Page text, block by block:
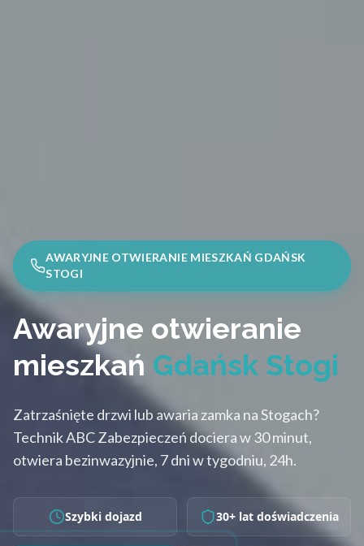
AWARYJNE OTWIERANIE MIESZKAŃ GDAŃSK
STOGI
Awaryjne otwieranie
mieszkań Gdańsk Stogi
Zatrzaśnięte drzwi lub awaria zamka na Stogach?
Technik ABC Zabezpieczeń dociera w 30 minut,
otwiera bezinwazyjnie, 7 dni w tygodniu, 24h.
Szybki dojazd 30+ lat doświadczenia